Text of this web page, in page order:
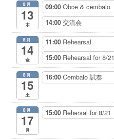
8月
13
木
09:00 Oboe & cembalo
14:00 交流会
8月
14
金
11:00 Rehearsal
15:00 Rehearsal for 8/21
8月
15
土
16:00 Cembalo 試奏
8月
17
月
15:00 Rehersal for 8/21